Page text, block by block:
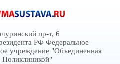
пр-т, 6
РФ Федеральное
учреждение "Объединенная
Поликлиникой"